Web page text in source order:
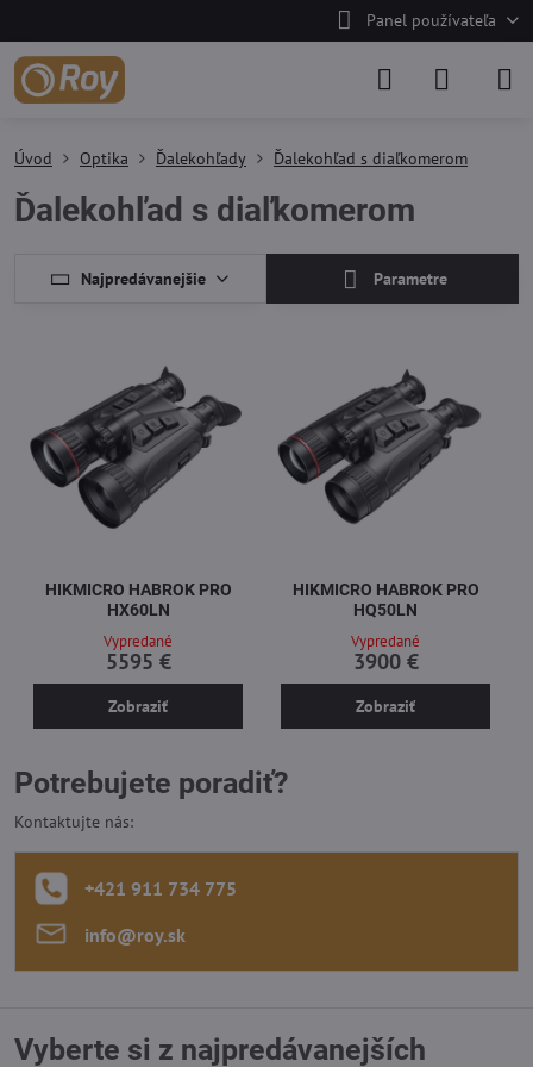
Panel používateľa
Úvod Optika Ďalekohľady Ďalekohľad s diaľkomerom
Ďalekohľad s diaľkomerom
Najpredávanejšie Parametre
HIKMICRO HABROK PRO
HX60LN
Vypredané
5595 €
Zobraziť
HIKMICRO HABROK PRO
HQ50LN
Vypredané
3900 €
Zobraziť
Potrebujete poradiť?
Kontaktujte nás:
+421 911 734 775
info​@roy​.sk
Vyberte si z najpredávanejších